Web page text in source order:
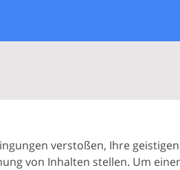
verstoßen, Ihre geistigen
von Inhalten stellen. Um